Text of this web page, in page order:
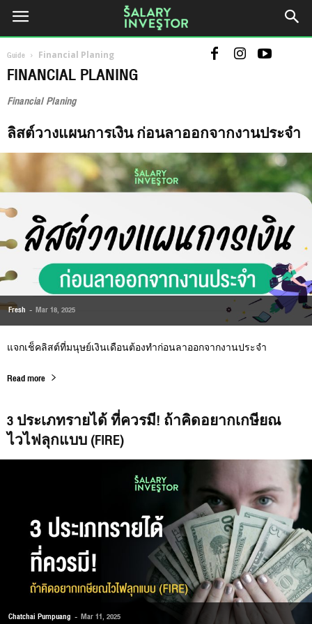
Guide Financial Planing
FINANCIAL PLANING
Financial Planing
ลิสต์วางแผนการเงิน ก่อนลาออกจากงานประจำ
Fresh - Mar 18, 2025
แจกเช็คลิสต์ที่มนุษย์เงินเดือนต้องทำก่อนลาออกจากงานประจำ
Read more
3 ประเภทรายได้ ที่ควรมี! ถ้าคิดอยากเกษียณ
ไวไฟลุกแบบ (FIRE)
Chatchai Pumpuang - Mar 11, 2025